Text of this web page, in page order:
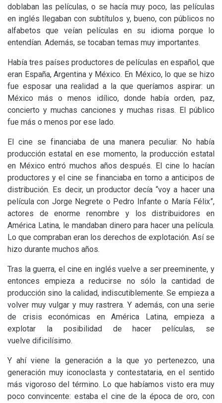
doblaban las películas, o se hacía muy poco, las películas
en inglés llegaban con subtítulos y, bueno, con públicos no
alfabetos que veían películas en su idioma porque lo
entendían. Además, se tocaban temas muy importantes.
Había tres países productores de películas en español, que
eran España, Argentina y México. En México, lo que se hizo
fue esposar una realidad a la que queríamos aspirar: un
México más o menos idílico, donde había orden, paz,
concierto y muchas canciones y muchas risas. El público
fue más o menos por ese lado.
El cine se financiaba de una manera peculiar. No había
producción estatal en ese momento, la producción estatal
en México entró muchos años después. El cine lo hacían
productores y el cine se financiaba en torno a anticipos de
distribución. Es decir, un productor decía “voy a hacer una
película con Jorge Negrete o Pedro Infante o María Félix”,
actores de enorme renombre y los distribuidores en
América Latina, le mandaban dinero para hacer una película.
Lo que compraban eran los derechos de explotación. Así se
hizo durante muchos años.
Tras la guerra, el cine en inglés vuelve a ser preeminente, y
entonces empieza a reducirse no sólo la cantidad de
producción sino la calidad, indiscutiblemente. Se empieza a
volver muy vulgar y muy rastrera. Y además, con una serie
de crisis económicas en América Latina, empieza a
explotar la posibilidad de hacer películas, se
vuelve dificilísimo.
Y ahí viene la generación a la que yo pertenezco, una
generación muy iconoclasta y contestataria, en el sentido
más vigoroso del término. Lo que habíamos visto era muy
poco convincente: estaba el cine de la época de oro, con